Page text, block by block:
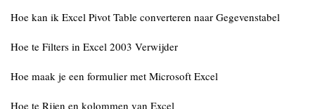
Hoe kan ik Excel Pivot Table converteren naar Gegevenstabel
Hoe te Filters in Excel 2003 Verwijder
Hoe maak je een formulier met Microsoft Excel
Hoe te Rijen en kolommen van Excel